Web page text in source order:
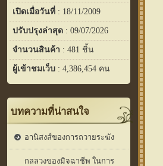
เปิดเมื่อวันที่ : 18/11/2009
ปรับปรุงล่าสุด : 09/07/2026
จำนวนสินค้า : 481 ชิ้น
ผู้เข้าชมเว็บ : 4,386,454 คน
บทความที่น่าสนใจ
อานิสงส์ของการถวายระฆัง
กลลวงของมิจฉาชีพ ในการ